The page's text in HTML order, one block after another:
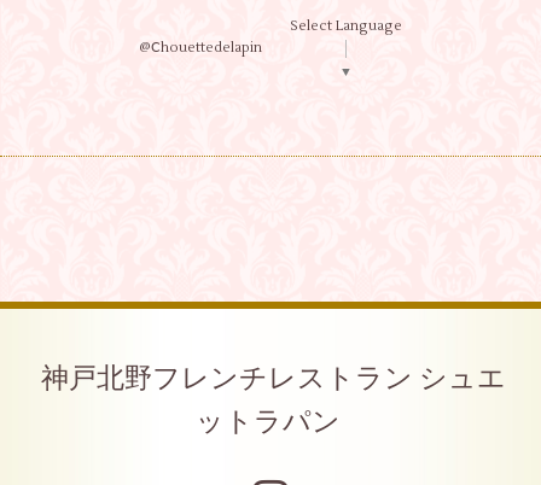
@Ⅽhouettedelapin
Select Language
▼
神戸北野フレンチレストラン シュエ
ットラパン